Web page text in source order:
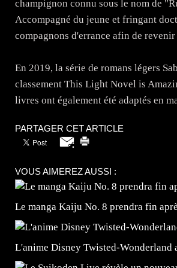
champignon connu sous le nom de
Accompagné du jeune et fringant
compagnons d'errance afin de revenir
En 2019, la série de romans légers
classement This Light Novel is
livres ont également été adaptés en
PARTAGER CET ARTICLE
VOUS AIMEREZ AUSSI :
Le manga Kaiju No. 8 prendra fin
L'anime Disney Twisted-Wonderland